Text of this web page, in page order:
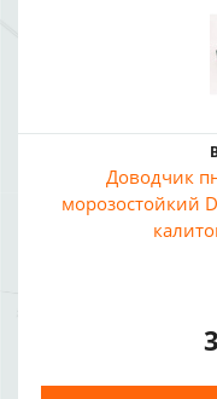
Доводчик
морозостойкий